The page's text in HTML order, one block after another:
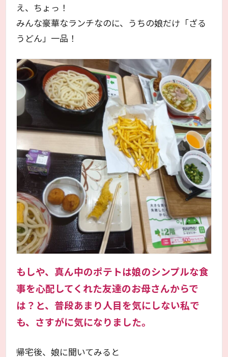
え、ちょっ！
みんな豪華なランチなのに、うちの娘だけ「ざる
うどん」一品！
もしや、真ん中のポテトは娘のシンプルな食
事を心配してくれた友達のお母さんからで
は？と、普段あまり人目を気にしない私で
も、さすがに気になりました。
帰宅後、娘に聞いてみると